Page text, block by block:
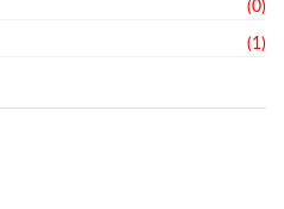
(0)
(1)